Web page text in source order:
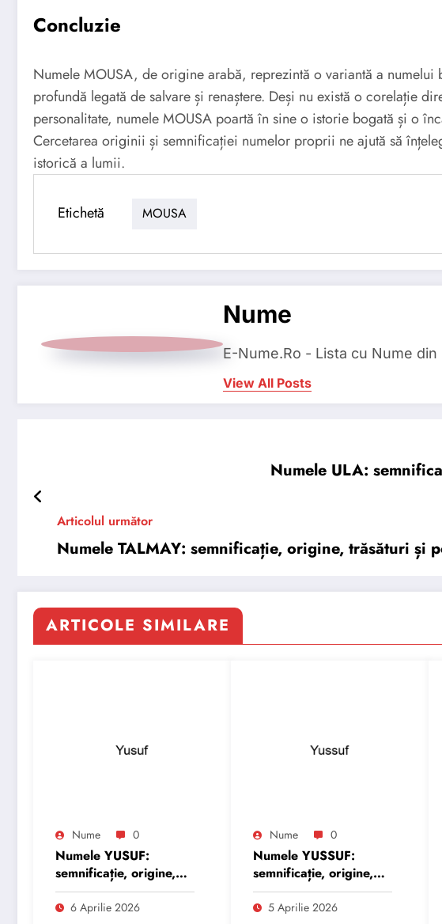
Concluzie
Numele MOUSA, de origine arabă, reprezintă o variantă a
profundă legată de salvare și renaștere. Deși nu există o corelație
personalitate, numele MOUSA poartă în sine o istorie bogată și o
Cercetarea originii și semnificației numelor proprii ne ajută să
istorică a lumii.
Etichetă MOUSA
Nume
E-Nume.Ro - Lista cu Nume din
View All Posts
Numele ULA:
Articolul următor
Numele TALMAY: semnificație, origine, trăsături și
ARTICOLE SIMILARE
Nume 0
Numele YUSUF:
semnificație, origine,
trăsături și
personalitate
6 Aprilie 2026
Nume 0
Numele YUSSUF:
semnificație, origine,
trăsături și
personalitate
5 Aprilie 2026